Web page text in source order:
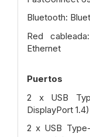
Bluetooth:
Red
Ethernet
Puertos
2 x USB
DisplayPort 1.4)
2 x USB